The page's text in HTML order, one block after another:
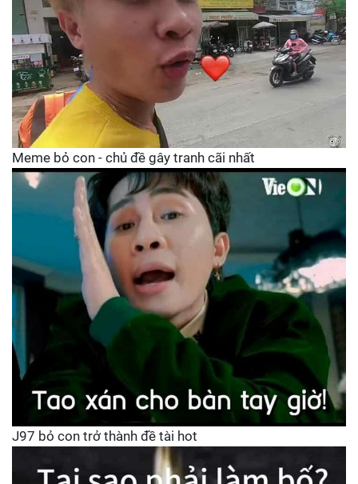
Meme bỏ con - chủ đề gây tranh cãi nhất
J97 bỏ con trở thành đề tài hot